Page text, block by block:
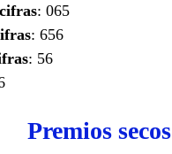
: 065
: 656
: 56
Premios secos